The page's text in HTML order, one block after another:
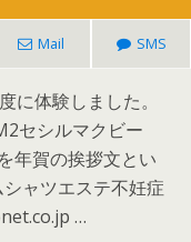
Mail SMS
に体験しました。
セシルマクビー
年賀の挨拶文とい
ャツエステ不妊症
…